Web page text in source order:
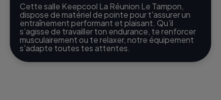
Cette salle Keepcool La Réunion Le Tampon,
dispose de matériel de pointe pour t'assurer un
entraînement performant et plaisant. Qu’il
s’agisse de travailler ton endurance, te renforcer
musculairement ou te relaxer, notre équipement
s'adapte toutes tes attentes.